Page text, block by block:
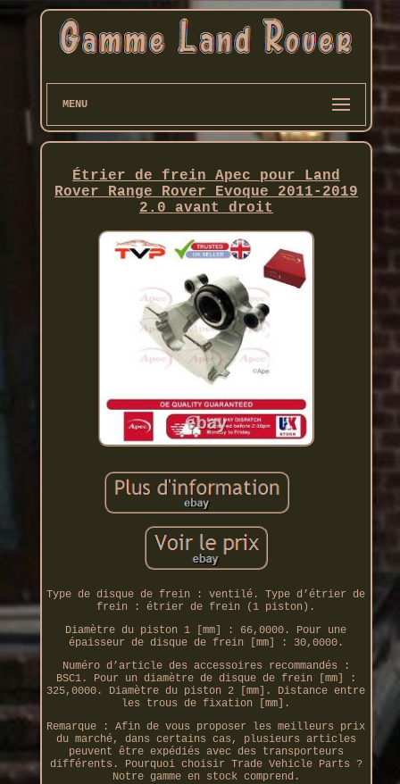
MENU
Étrier de frein Apec pour Land
Rover Range Rover Evoque 2011-2019
2.0 avant droit
Type de disque de frein : ventilé. Type d’étrier de
frein : étrier de frein (1 piston).
Diamètre du piston 1 [mm] : 66,0000. Pour une
épaisseur de disque de frein [mm] : 30,0000.
Numéro d’article des accessoires recommandés :
BSC1. Pour un diamètre de disque de frein [mm] :
325,0000. Diamètre du piston 2 [mm]. Distance entre
les trous de fixation [mm].
Remarque : Afin de vous proposer les meilleurs prix
du marché, dans certains cas, plusieurs articles
peuvent être expédiés avec des transporteurs
différents. Pourquoi choisir Trade Vehicle Parts ?
Notre gamme en stock comprend.